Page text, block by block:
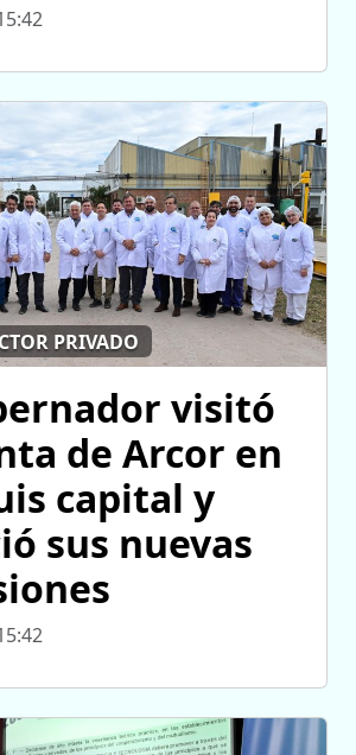
PRIVADO
visitó
de Arcor en
capital y
sus nuevas